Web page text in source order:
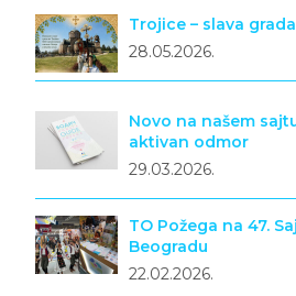
Trojice – slava
28.05.2026.
Novo na našem
aktivan odmor
29.03.2026.
TO Požega na 47.
Beogradu
22.02.2026.